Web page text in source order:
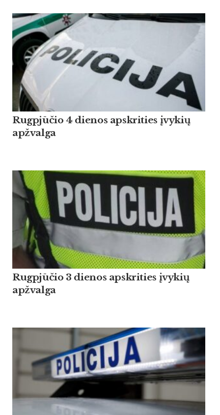
Rugpjūčio 4 dienos apskrities įvykių
apžvalga
Rugpjūčio 3 dienos apskrities įvykių
apžvalga